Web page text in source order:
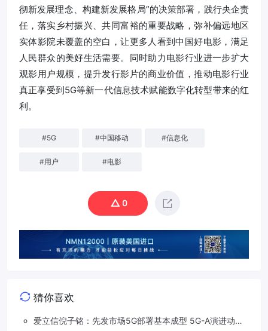
彻新发展理念、构建新发展格局”的决策部署，践行央企责
任，落实乡村振兴、共同富裕的重要战略，弥补偏远地区
实体影院未覆盖的空白，让更多人看到中国好电影，满足
人民群众的美好生活需要。同时助力电影行业进一步扩大
观影用户规模，提升发行影片的商业价值，推动电影行业
真正享受到5G等新一代信息技术赋能数字化转型带来的红
利。
#5G #中国移动 #信息化
#用户 #电影
0
猜你喜欢
爱立信倪子铭：先发市场5G部署基本成型 5G-A演进动能